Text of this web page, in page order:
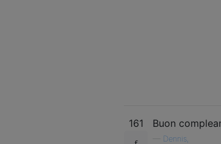
161 Buon
Dennis,